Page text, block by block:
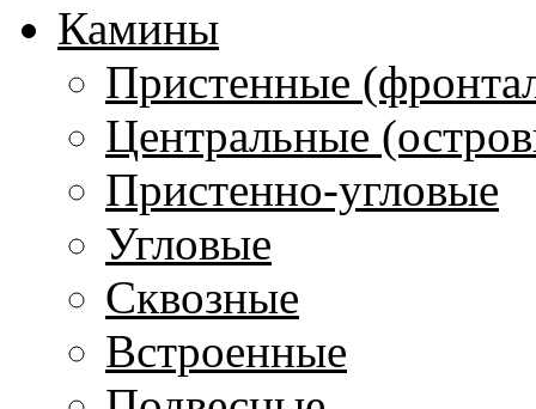
Камины
Пристенные
Центральные
Пристенно-угловые
Угловые
Сквозные
Встроенные